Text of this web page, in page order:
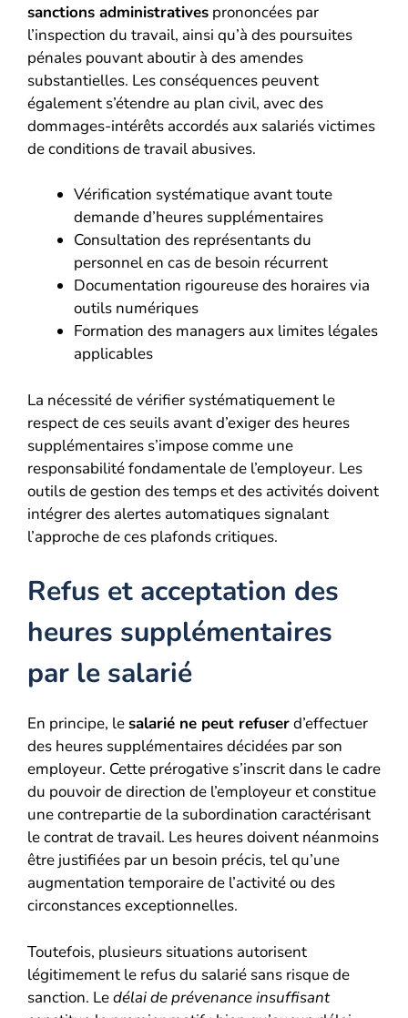
sanctions administratives prononcées par
l’inspection du travail, ainsi qu’à des poursuites
pénales pouvant aboutir à des amendes
substantielles. Les conséquences peuvent
également s’étendre au plan civil, avec des
dommages-intérêts accordés aux salariés victimes
de conditions de travail abusives.
Vérification systématique avant toute
demande d’heures supplémentaires
Consultation des représentants du
personnel en cas de besoin récurrent
Documentation rigoureuse des horaires via
outils numériques
Formation des managers aux limites légales
applicables
La nécessité de vérifier systématiquement le
respect de ces seuils avant d’exiger des heures
supplémentaires s’impose comme une
responsabilité fondamentale de l’employeur. Les
outils de gestion des temps et des activités doivent
intégrer des alertes automatiques signalant
l’approche de ces plafonds critiques.
Refus et acceptation des
heures supplémentaires
par le salarié
En principe, lesalarié ne peut refuserd’effectuer
des heures supplémentaires décidées par son
employeur. Cette prérogative s’inscrit dans le cadre
du pouvoir de direction de l’employeur et constitue
une contrepartie de la subordination caractérisant
le contrat de travail. Les heures doivent néanmoins
être justifiées par un besoin précis, tel qu’une
augmentation temporaire de l’activité ou des
circonstances exceptionnelles.
Toutefois, plusieurs situations autorisent
légitimement le refus du salarié sans risque de
sanction. Ledélai de prévenance insuffisant